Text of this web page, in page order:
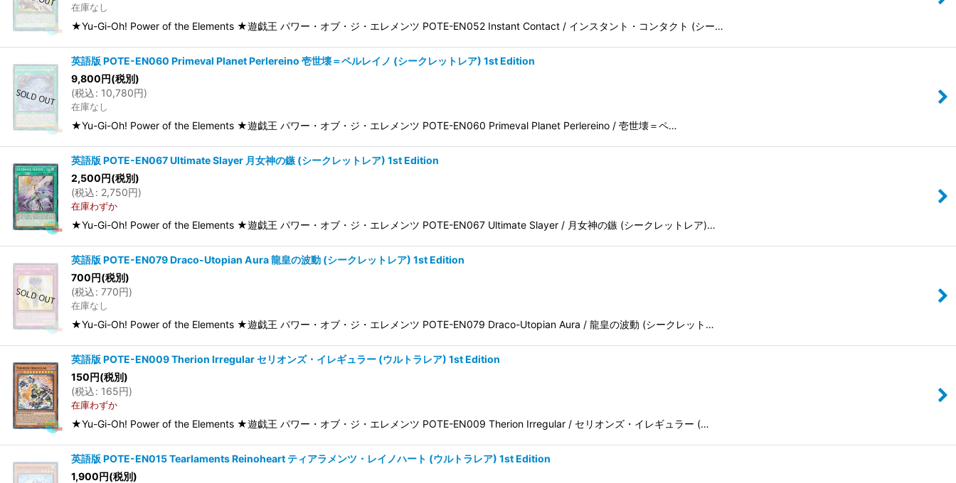
在庫なし
★Yu-Gi-Oh! Power of the Elements ★遊戯王 パワー・オブ・ジ・エレメンツ POTE-EN052 Instant Contact / インスタント・コンタクト (シー…
英語版 POTE-EN060 Primeval Planet Perlereino 壱世壊＝ペルレイノ (シークレットレア) 1st Edition
9,800円(税別)
(税込: 10,780円)
在庫なし
★Yu-Gi-Oh! Power of the Elements ★遊戯王 パワー・オブ・ジ・エレメンツ POTE-EN060 Primeval Planet Perlereino / 壱世壊＝ペ…
英語版 POTE-EN067 Ultimate Slayer 月女神の鏃 (シークレットレア) 1st Edition
2,500円(税別)
(税込: 2,750円)
在庫わずか
★Yu-Gi-Oh! Power of the Elements ★遊戯王 パワー・オブ・ジ・エレメンツ POTE-EN067 Ultimate Slayer / 月女神の鏃 (シークレットレア)…
英語版 POTE-EN079 Draco-Utopian Aura 龍皇の波動 (シークレットレア) 1st Edition
700円(税別)
(税込: 770円)
在庫なし
★Yu-Gi-Oh! Power of the Elements ★遊戯王 パワー・オブ・ジ・エレメンツ POTE-EN079 Draco-Utopian Aura / 龍皇の波動 (シークレット…
英語版 POTE-EN009 Therion Irregular セリオンズ・イレギュラー (ウルトラレア) 1st Edition
150円(税別)
(税込: 165円)
在庫わずか
★Yu-Gi-Oh! Power of the Elements ★遊戯王 パワー・オブ・ジ・エレメンツ POTE-EN009 Therion Irregular / セリオンズ・イレギュラー (…
英語版 POTE-EN015 Tearlaments Reinoheart ティアラメンツ・レイノハート (ウルトラレア) 1st Edition
1,900円(税別)